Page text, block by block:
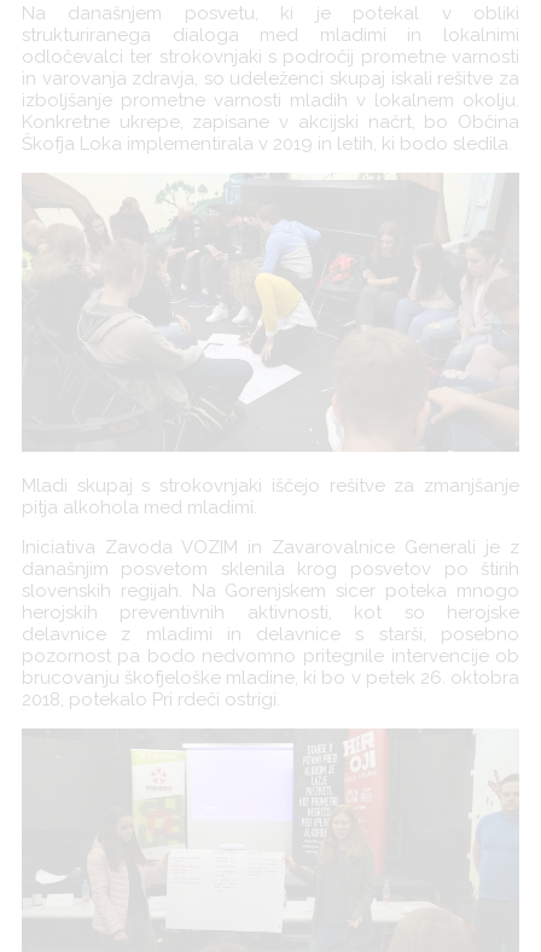
Na današnjem posvetu, ki je potekal v obliki
strukturiranega dialoga med mladimi in lokalnimi
odločevalci ter strokovnjaki s področij prometne varnosti
in varovanja zdravja, so udeleženci skupaj iskali rešitve za
izboljšanje prometne varnosti mladih v lokalnem okolju.
Konkretne ukrepe, zapisane v akcijski načrt, bo Občina
Škofja Loka implementirala v 2019 in letih, ki bodo sledila.
Mladi skupaj s strokovnjaki iščejo rešitve za zmanjšanje
pitja alkohola med mladimi.
Iniciativa Zavoda VOZIM in Zavarovalnice Generali je z
današnjim posvetom sklenila krog posvetov po štirih
slovenskih regijah. Na Gorenjskem sicer poteka mnogo
herojskih preventivnih aktivnosti, kot so herojske
delavnice z mladimi in delavnice s starši, posebno
pozornost pa bodo nedvomno pritegnile intervencije ob
brucovanju škofjeloške mladine, ki bo v petek 26. oktobra
2018, potekalo Pri rdeči ostrigi.